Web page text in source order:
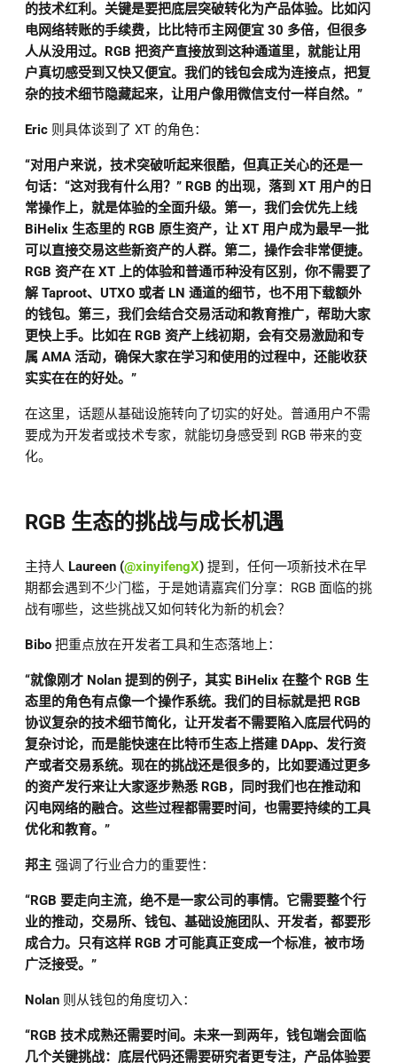
的技术红利。关键是要把底层突破转化为产品体验。比如闪
电网络转账的手续费，比比特币主网便宜 30 多倍，但很多
人从没用过。RGB 把资产直接放到这种通道里，就能让用
户真切感受到又快又便宜。我们的钱包会成为连接点，把复
杂的技术细节隐藏起来，让用户像用微信支付一样自然。”
Eric 则具体谈到了 XT 的角色：
“对用户来说，技术突破听起来很酷，但真正关心的还是一
句话：“这对我有什么用？” RGB 的出现，落到 XT 用户的日
常操作上，就是体验的全面升级。第一，我们会优先上线
BiHelix 生态里的 RGB 原生资产，让 XT 用户成为最早一批
可以直接交易这些新资产的人群。第二，操作会非常便捷。
RGB 资产在 XT 上的体验和普通币种没有区别，你不需要了
解 Taproot、UTXO 或者 LN 通道的细节，也不用下载额外
的钱包。第三，我们会结合交易活动和教育推广，帮助大家
更快上手。比如在 RGB 资产上线初期，会有交易激励和专
属 AMA 活动，确保大家在学习和使用的过程中，还能收获
实实在在的好处。”
在这里，话题从基础设施转向了切实的好处。普通用户不需
要成为开发者或技术专家，就能切身感受到 RGB 带来的变
化。
RGB 生态的挑战与成长机遇
主持人 Laureen (@xinyifengX) 提到，任何一项新技术在早
期都会遇到不少门槛，于是她请嘉宾们分享：RGB 面临的挑
战有哪些，这些挑战又如何转化为新的机会？
Bibo 把重点放在开发者工具和生态落地上：
“就像刚才 Nolan 提到的例子，其实 BiHelix 在整个 RGB 生
态里的角色有点像一个操作系统。我们的目标就是把 RGB
协议复杂的技术细节简化，让开发者不需要陷入底层代码的
复杂讨论，而是能快速在比特币生态上搭建 DApp、发行资
产或者交易系统。现在的挑战还是很多的，比如要通过更多
的资产发行来让大家逐步熟悉 RGB，同时我们也在推动和
闪电网络的融合。这些过程都需要时间，也需要持续的工具
优化和教育。”
邦主 强调了行业合力的重要性：
“RGB 要走向主流，绝不是一家公司的事情。它需要整个行
业的推动，交易所、钱包、基础设施团队、开发者，都要形
成合力。只有这样 RGB 才可能真正变成一个标准，被市场
广泛接受。”
Nolan 则从钱包的角度切入：
“RGB 技术成熟还需要时间。未来一到两年，钱包端会面临
几个关键挑战：底层代码还需要研究者更专注，产品体验要